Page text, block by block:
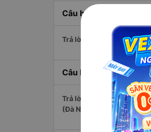
Câu hỏi: Xe
Trả lời: Chuyến
Câu hỏi: Xe limousine
Trả lời: Nếu bạn muốn đi
(Đà Nẵng)
vận hành.